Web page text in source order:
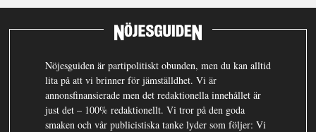
Nöjesguiden är partipolitiskt obunden, men du kan alltid
lita på att vi brinner för jämställdhet. Vi är
annonsfinansierade men det redaktionella innehållet är
just det – 100% redaktionellt. Vi tror på den goda
smaken och vår publicistiska tanke lyder som följer: Vi